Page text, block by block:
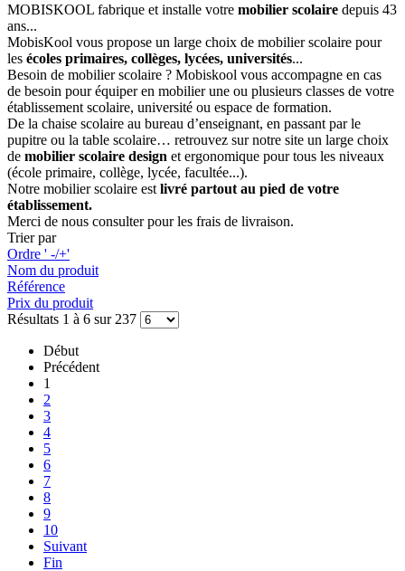
MOBISKOOL fabrique et installe votre mobilier scolaire depuis 43
ans...
MobisKool vous propose un large choix de mobilier scolaire pour
les écoles primaires, collèges, lycées, universités...
Besoin de mobilier scolaire ? Mobiskool vous accompagne en cas
de besoin pour équiper en mobilier une ou plusieurs classes de votre
établissement scolaire, université ou espace de formation.
De la chaise scolaire au bureau d’enseignant, en passant par le
pupitre ou la table scolaire… retrouvez sur notre site un large choix
de mobilier scolaire design et ergonomique pour tous les niveaux
(école primaire, collège, lycée, facultée...).
Notre mobilier scolaire est livré partout au pied de votre
établissement.
Merci de nous consulter pour les frais de livraison.
Trier par
Ordre ' -/+'
Nom du produit
Référence
Prix du produit
Résultats 1 à 6 sur 237
Début
Précédent
1
2
3
4
5
6
7
8
9
10
Suivant
Fin